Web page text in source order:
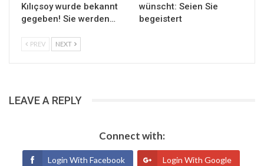
Kılıçsoy wurde bekannt
gegeben! Sie werden…
wünscht: Seien Sie
begeistert
PREV NEXT
LEAVE A REPLY
Connect with:
Login With Facebook Login With Google